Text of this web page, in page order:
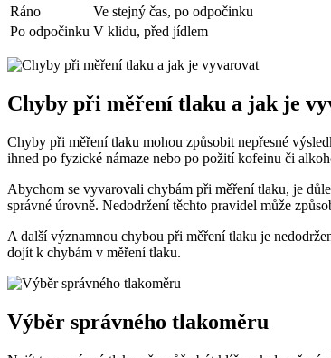
Ráno
Ve stejný čas, po odpočinku
Po odpočinku V klidu, před jídlem
Chyby při měření tlaku a jak je
Chyby při měření tlaku mohou způsobit nepřesné
ihned po fyzické námaze nebo po požití kofeinu či
Abychom se vyvarovali chybám při měření tlaku, je
správné úrovně. Nedodržení těchto pravidel může
A další významnou chybou při měření tlaku je
dojít k chybám v měření tlaku.
Výběr správného tlakoměru